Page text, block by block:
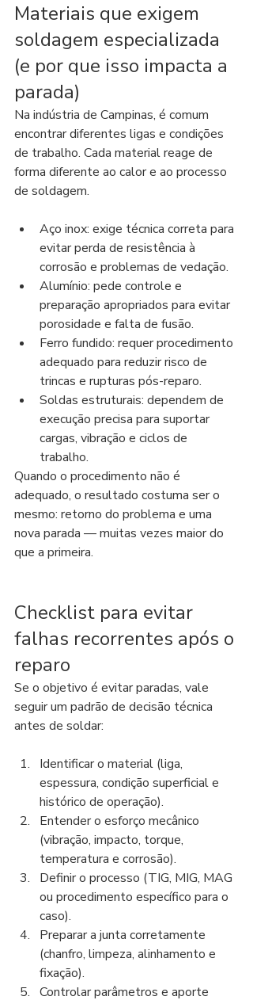
Materiais que exigem
soldagem especializada
(e por que isso impacta a
parada)
Na indústria de Campinas, é comum
encontrar diferentes ligas e condições
de trabalho. Cada material reage de
forma diferente ao calor e ao processo
de soldagem.
Aço inox: exige técnica correta para
evitar perda de resistência à
corrosão e problemas de vedação.
Alumínio: pede controle e
preparação apropriados para evitar
porosidade e falta de fusão.
Ferro fundido: requer procedimento
adequado para reduzir risco de
trincas e rupturas pós-reparo.
Soldas estruturais: dependem de
execução precisa para suportar
cargas, vibração e ciclos de
trabalho.
Quando o procedimento não é
adequado, o resultado costuma ser o
mesmo: retorno do problema e uma
nova parada — muitas vezes maior do
que a primeira.
Checklist para evitar
falhas recorrentes após o
reparo
Se o objetivo é evitar paradas, vale
seguir um padrão de decisão técnica
antes de soldar:
Identificar o material (liga,
espessura, condição superficial e
histórico de operação).
Entender o esforço mecânico
(vibração, impacto, torque,
temperatura e corrosão).
Definir o processo (TIG, MIG, MAG
ou procedimento específico para o
caso).
Preparar a junta corretamente
(chanfro, limpeza, alinhamento e
fixação).
Controlar parâmetros e aporte